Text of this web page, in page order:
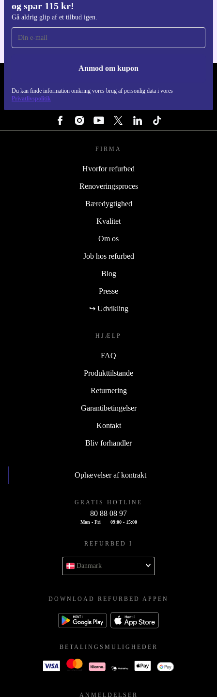
og spar 115 kr!
Gå aldrig glip af et tilbud igen.
Anmod om kupon
Du kan finde information omkring vores brug af personlig data i vores
Privatlivspolitik
Til iOS og Android
FIRMA
Hvorfor refurbed
Renoveringsproces
Bæredygtighed
Kvalitet
Om os
Job hos refurbed
Blog
Presse
↪ Udvikling
HJÆLP
FAQ
Produkttilstande
Returnering
Garantibetingelser
Kontakt
Bliv forhandler
Ophævelser af kontrakt
GRATIS HOTLINE
80 88 08 97
Mon - Fri 09:00 - 15:00
REFURBED I
Danmark
DOWNLOAD REFURBED APPEN
BETALINGSMULIGHEDER
ANMELDELSER